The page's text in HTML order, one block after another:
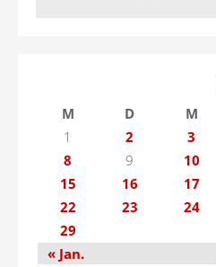
M D M
1
2 3
8
9 10
15
16 17
22
23 24
29
« Jan.